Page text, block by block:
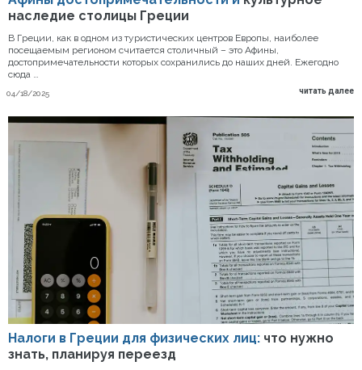
наследие столицы Греции
04/18/2025
В Греции, как в одном из туристических центров Европы, наиболее
посещаемым регионом считается столичный – это Афины,
достопримечательности которых сохранились до наших дней. Ежегодно
сюда …
читать далее
Налоги в Греции для физических лиц: что нужно
знать, планируя переезд